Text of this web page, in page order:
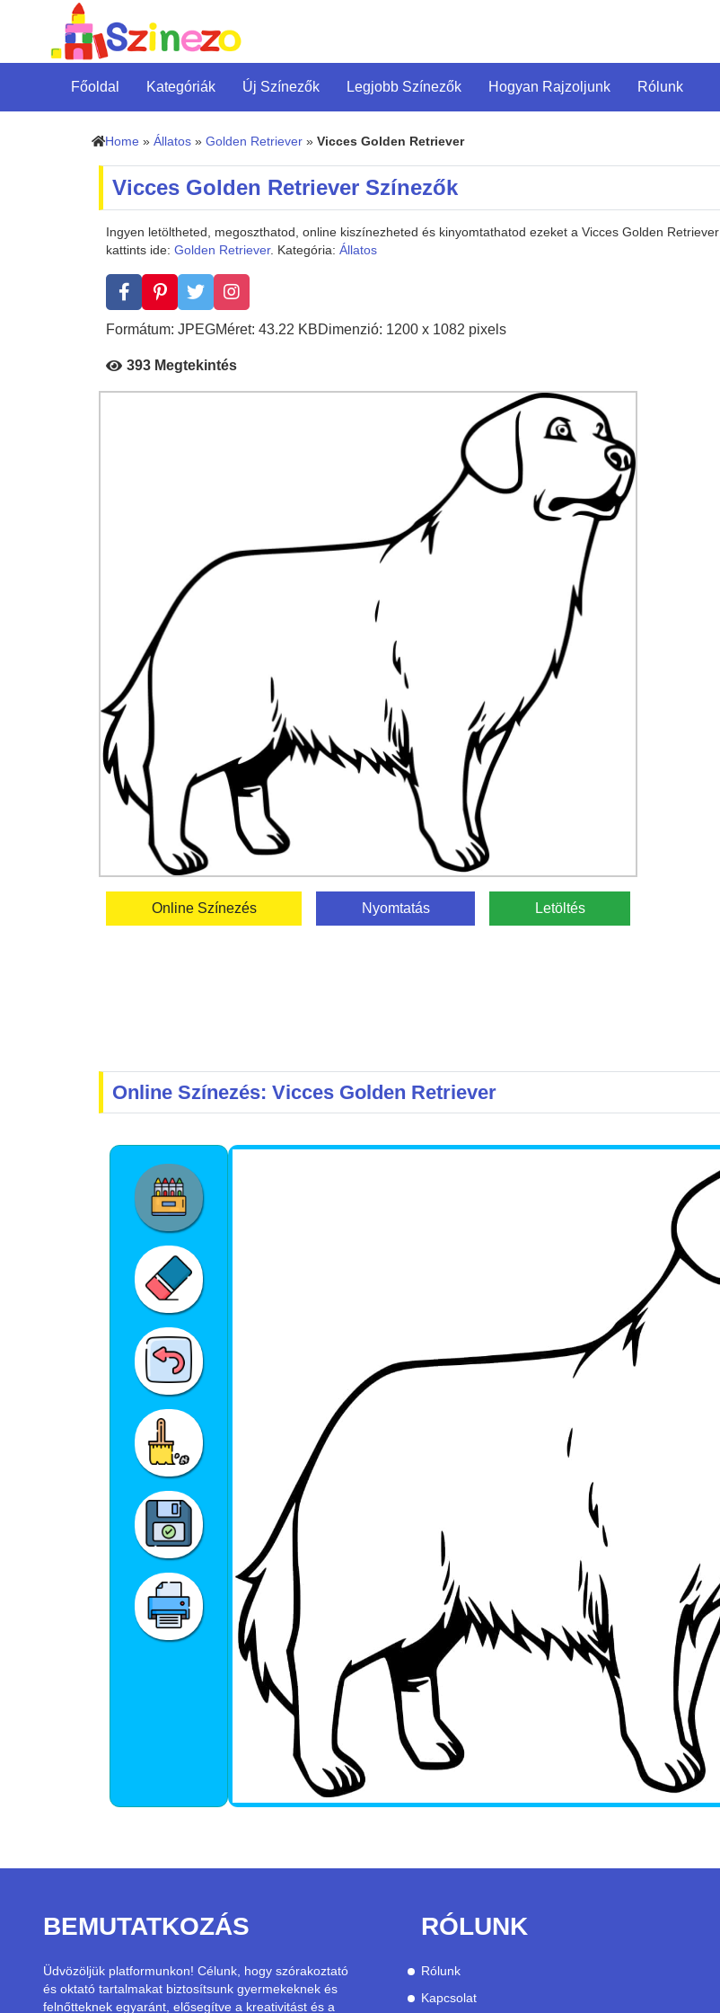
Főoldal Kategóriák Új Színezők Legjobb Színezők Hogyan Rajzoljunk Rólunk
Home » Állatos » Golden Retriever » Vicces Golden Retriever
Vicces Golden Retriever Színezők
Ingyen letöltheted, megoszthatod, online kiszínezheted és kinyomtathatod ezeket a Vicces Golden
kattints ide: Golden Retriever. Kategória: Állatos
Formátum: JPEGMéret: 43.22 KBDimenzió: 1200 x 1082 pixels
393 Megtekintés
Online Színezés Nyomtatás Letöltés
Online Színezés: Vicces Golden Retriever
BEMUTATKOZÁS
Üdvözöljük platformunkon! Célunk, hogy szórakoztató
és oktató tartalmakat biztosítsunk gyermekeknek és
felnőtteknek egyaránt, elősegítve a kreativitást és a
RÓLUNK
Rólunk
Kapcsolat